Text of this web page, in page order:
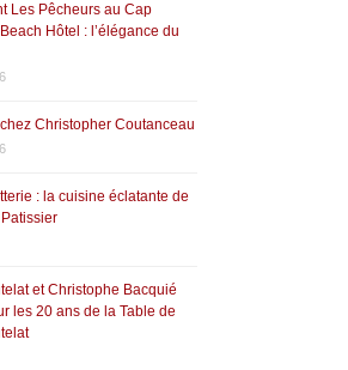
Les Pêcheurs au Cap
Hôtel : l’élégance du
Christopher Coutanceau
: la cuisine éclatante de
et Christophe Bacquié
les 20 ans de la Table de